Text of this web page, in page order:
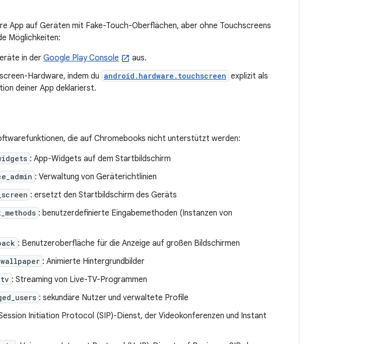
App auf Geräten mit Fake-Touch-Oberflächen, aber ohne Touchscreens
Möglichkeiten:
in der Google Play Console
aus.
Hardware, indem du android.hardware.touchscreen explizit als
deiner App deklarierst.
die auf Chromebooks nicht unterstützt werden:
: App-Widgets auf dem Startbildschirm
: Verwaltung von Geräterichtlinien
: ersetzt den Startbildschirm des Geräts
: benutzerdefinierte Eingabemethoden (Instanzen von
: Benutzeroberfläche für die Anzeige auf großen Bildschirmen
: Animierte Hintergrundbilder
: Streaming von Live-TV-Programmen
: sekundäre Nutzer und verwaltete Profile
Initiation Protocol (SIP)-Dienst, der Videokonferenzen und Instant